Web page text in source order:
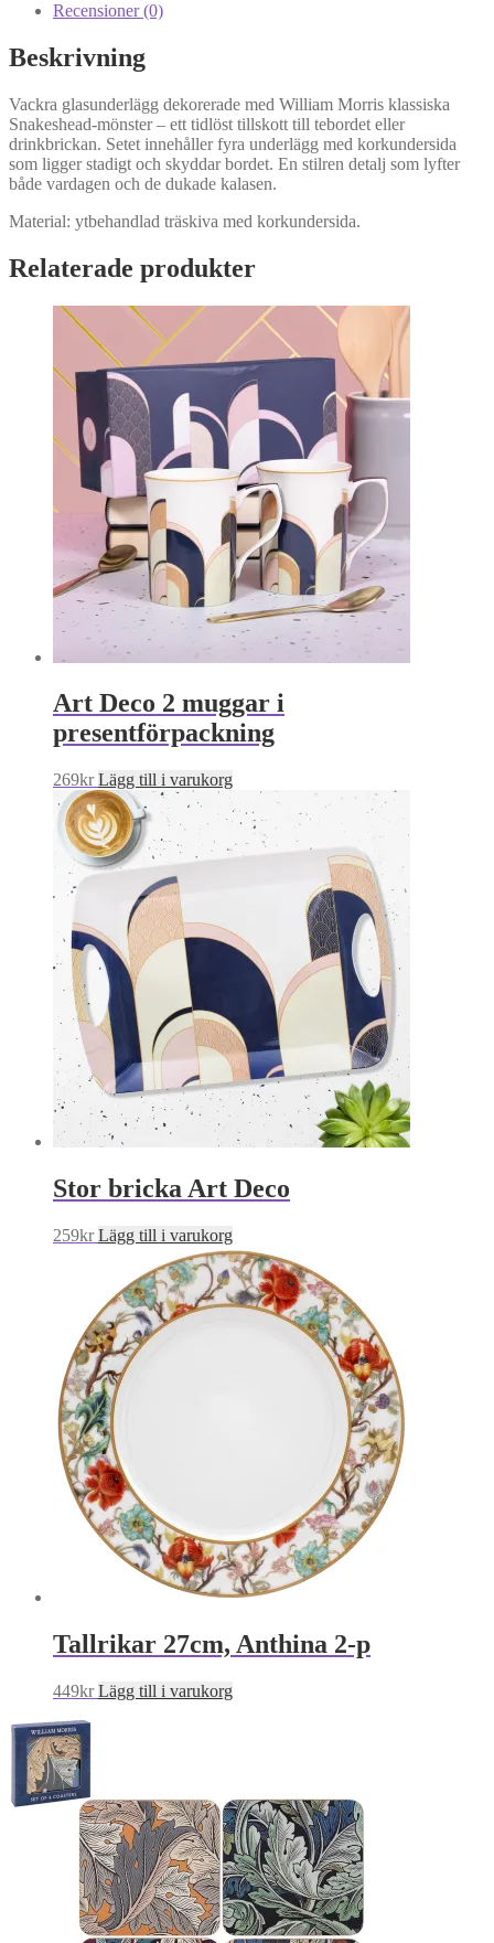
Recensioner (0)
Beskrivning
Vackra glasunderlägg dekorerade med William Morris klassiska
Snakeshead-mönster – ett tidlöst tillskott till tebordet eller
drinkbrickan. Setet innehåller fyra underlägg med korkundersida
som ligger stadigt och skyddar bordet. En stilren detalj som lyfter
både vardagen och de dukade kalasen.
Material: ytbehandlad träskiva med korkundersida.
Relaterade produkter
Art Deco 2 muggar i
presentförpackning
269kr Lägg till i varukorg
Stor bricka Art Deco
259kr Lägg till i varukorg
Tallrikar 27cm, Anthina 2-p
449kr Lägg till i varukorg